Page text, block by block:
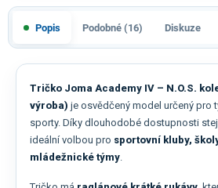
Popis Podobné (16) Diskuze
Tričko Joma Academy IV – N.O.S.
výroba) je osvědčený model určený pro
sporty. Díky dlouhodobé dostupnosti
ideální volbou pro sportovní kluby,
mládežnické týmy.